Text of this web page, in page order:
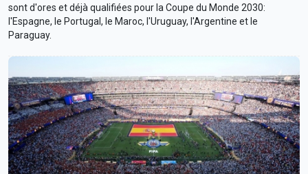
sont d'ores et déjà qualifiées pour la Coupe du Monde 2030:
l'Espagne, le Portugal, le Maroc, l'Uruguay, l'Argentine et le
Paraguay.